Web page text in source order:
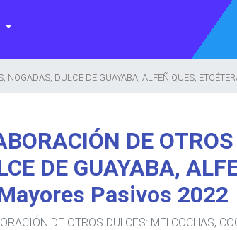
DULCE DE GUAYABA, ALFEÑIQUES,
DE
DE GUAYABA,
Pasivos 2022
DE OTROS DULCES: MELCOCHAS,